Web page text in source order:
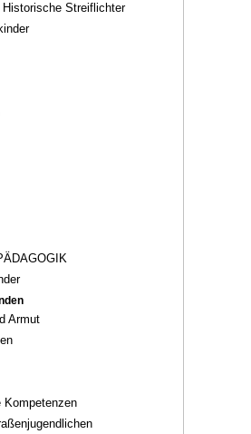
Streiflichter
Armut
Kompetenzen